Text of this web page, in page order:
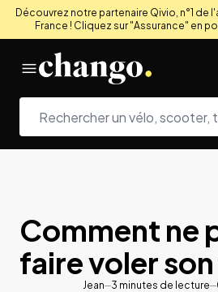
Découvrez notre partenaire Qivio, n°1 de
France ! Cliquez sur "Assurance" en
Comment ne
faire voler
Jean 3 minutes de lecture